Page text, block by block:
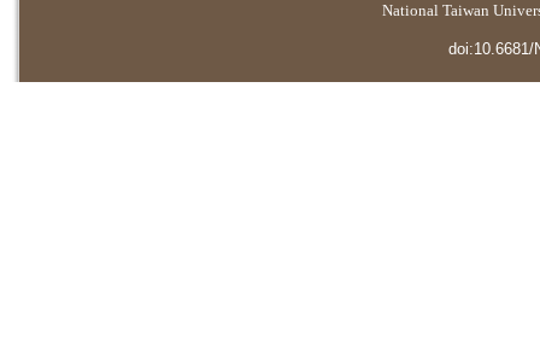
National Taiwan
doi:10.6681/